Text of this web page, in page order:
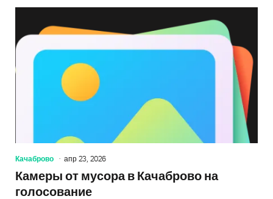
Качаброво апр 23, 2026
Камеры от мусора в Качаброво на
голосование